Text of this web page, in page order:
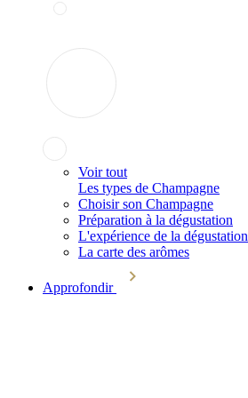
Voir tout
Les types de Champagne
Choisir son Champagne
Préparation à la dégustation
L'expérience de la dégustation
La carte des arômes
Approfondir